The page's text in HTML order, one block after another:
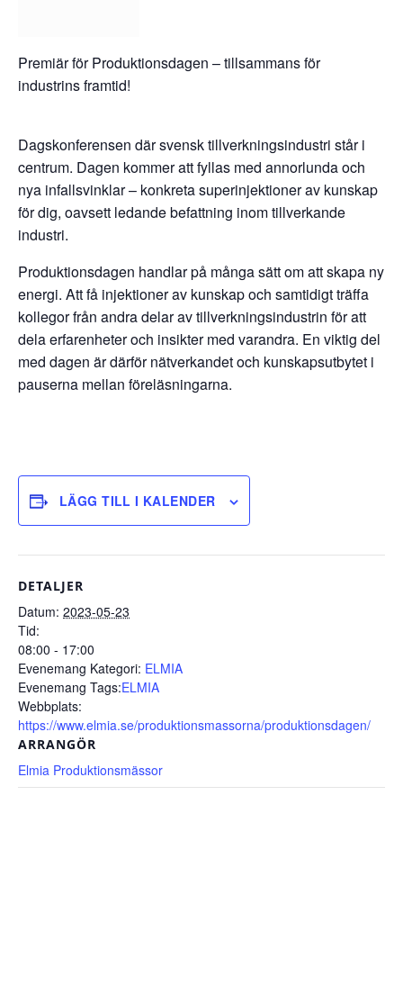
Premiär för Produktionsdagen – tillsammans för
industrins framtid!
Dagskonferensen där svensk tillverkningsindustri står i
centrum. Dagen kommer att fyllas med annorlunda och
nya infallsvinklar – konkreta superinjektioner av kunskap
för dig, oavsett ledande befattning inom tillverkande
industri.
Produktionsdagen handlar på många sätt om att skapa ny
energi. Att få injektioner av kunskap och samtidigt träffa
kollegor från andra delar av tillverkningsindustrin för att
dela erfarenheter och insikter med varandra. En viktig del
med dagen är därför nätverkandet och kunskapsutbytet i
pauserna mellan föreläsningarna.
LÄGG TILL I KALENDER
DETALJER
Datum: 2023-05-23
Tid:
08:00 - 17:00
Evenemang Kategori: ELMIA
Evenemang Tags:ELMIA
Webbplats:
https://www.elmia.se/produktionsmassorna/produktionsdagen/
ARRANGÖR
Elmia Produktionsmässor